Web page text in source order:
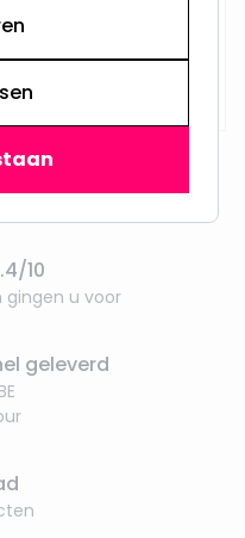
10
gingen u voor
geleverd